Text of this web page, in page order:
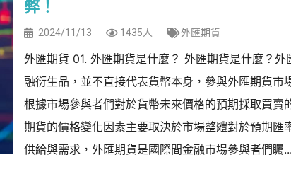
弊！
2024/11/13 1435人 外匯期貨
外匯期貨 01. 外匯期貨是什麼？ 外匯期貨是什麼？外
融衍生品，並不直接代表貨幣本身，參與外匯期貨市
根據市場參與者們對於貨幣未來價格的預期採取買賣
期貨的價格變化因素主要取決於市場整體對於預期匯
供給與需求，外匯期貨是國際間金融市場參與者們矚...